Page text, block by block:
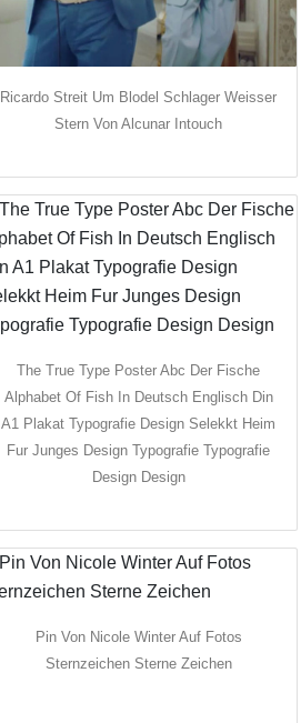
Ricardo Streit Um Blodel Schlager Weisser
Stern Von Alcunar Intouch
The True Type Poster Abc Der Fische
Alphabet Of Fish In Deutsch Englisch Din
A1 Plakat Typografie Design Selekkt Heim
Fur Junges Design Typografie Typografie
Design Design
Pin Von Nicole Winter Auf Fotos
Sternzeichen Sterne Zeichen